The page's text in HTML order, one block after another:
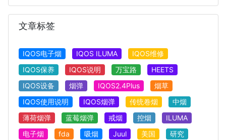
文章标签
IQOS电子烟 IQOS ILUMA
IQOS维修
IQOS保养
IQOS说明 万宝路
HEETS
IQOS设备
烟弹 IQOS2.4Plus
烟草
IQOS使用说明
IQOS烟弹 传统卷烟
中烟
薄荷烟弹
蓝莓烟弹 戒烟 控烟
ILUMA
电子烟
fda 吸烟 Juul 美国
研究